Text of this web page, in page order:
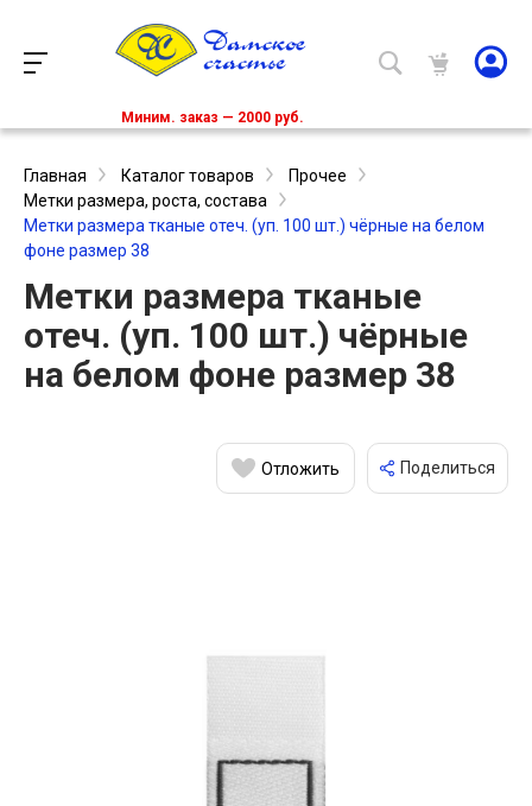
Миним. заказ — 2000 руб.
Главная Каталог товаров
Прочее
Метки размера, роста, состава
Метки размера тканые отеч. (уп. 100 шт.) чёрные на белом
фоне размер 38
Метки размера тканые
отеч. (уп. 100 шт.) чёрные
на белом фоне размер 38
Отложить Поделиться